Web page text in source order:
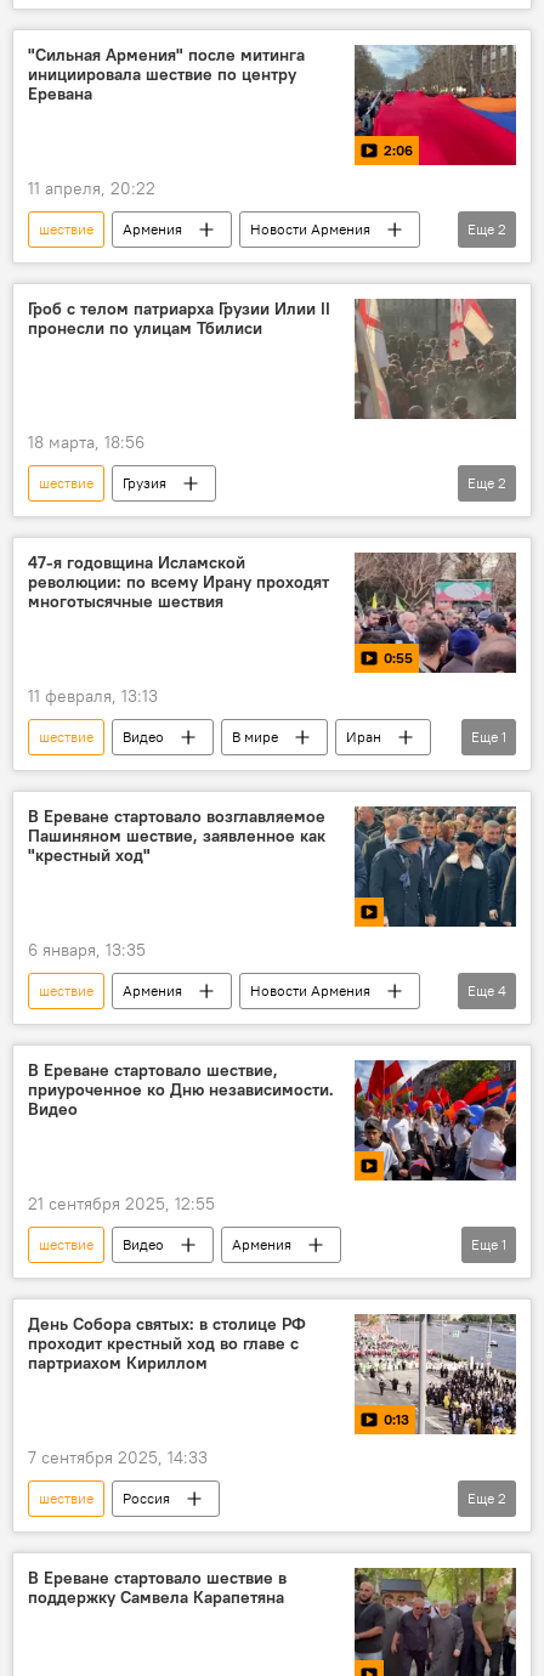
Общество
Новости Армения
"Сильная Армения" после митинга
инициировала шествие по центру
Еревана
2:06
11 апреля, 20:22
шествие Армения
Новости Армения
Общество
Видео
Еще 2
Гроб с телом патриарха Грузии Илии II
пронесли по улицам Тбилиси
18 марта, 18:56
шествие
Грузия
Католикос-Патриарх Всея Грузии Илия Второй
Видео
Еще 2
47-я годовщина Исламской
революции: по всему Ирану проходят
многотысячные шествия
0:55
11 февраля, 13:13
шествие Видео В мире
Иран
революция
Еще 1
В Ереване стартовало возглавляемое
Пашиняном шествие, заявленное как
"крестный ход"
6 января, 13:35
шествие Армения
Новости Армения
Политика
Общество
Пашинян Никол
Видео
Еще 4
В Ереване стартовало шествие,
приуроченное ко Дню независимости.
Видео
21 сентября 2025, 12:55
шествие Видео
Армения
Новости Армения
Еще 1
День Собора святых: в столице РФ
проходит крестный ход во главе с
партриахом Кириллом
0:13
7 сентября 2025, 14:33
шествие
Россия
Патриарх Московский и всея Руси Кирилл
Видео
Еще 2
В Ереване стартовало шествие в
поддержку Самвела Карапетяна